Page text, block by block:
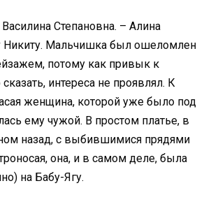
Степановна. – Алина
Никиту. Мальчишка был ошеломлен
потому как привык к
интереса не проявлял. К
женщина, которой уже было под
ему чужой. В простом платье, в
назад, с выбившимися прядями
она, и в самом деле, была
на Бабу-Ягу.